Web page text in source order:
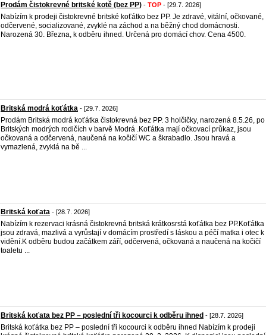
Prodám čistokrevné britské kotě (bez PP) - TOP - [29.7. 2026]
Nabízím k prodeji čistokrevné britské koťátko bez PP. Je zdravé, vitální, očkované,
odčervené, socializované, zvyklé na záchod a na běžný chod domácnosti.
Narozená 30. Března, k odběru ihned. Určená pro domácí chov. Cena 4500.
Britská modrá koťátka - [29.7. 2026]
Prodám Britská modrá koťátka čistokrevná bez PP. 3 holčičky, narozená 8.5.26, po
Britských modrých rodičích v barvě Modrá .Koťátka mají očkovací průkaz, jsou
očkovaná a odčervená, naučená na kočičí WC a škrabadlo. Jsou hravá a
vymazlená, zvyklá na bě ...
Britská koťata - [28.7. 2026]
Nabízím k rezervaci krásná čistokrevná britská krátkosrstá koťátka bez PP.Koťátka
jsou zdravá, mazlivá a vyrůstají v domácím prostředí s láskou a péčí matka i otec k
vidění.K odběru budou začátkem září, odčervená, očkovaná a naučená na kočičí
toaletu ...
Britská koťata bez PP – poslední tři kocourci k odběru ihned - [28.7. 2026]
Britská koťátka bez PP – poslední tři kocourci k odběru ihned Nabízím k prodeji